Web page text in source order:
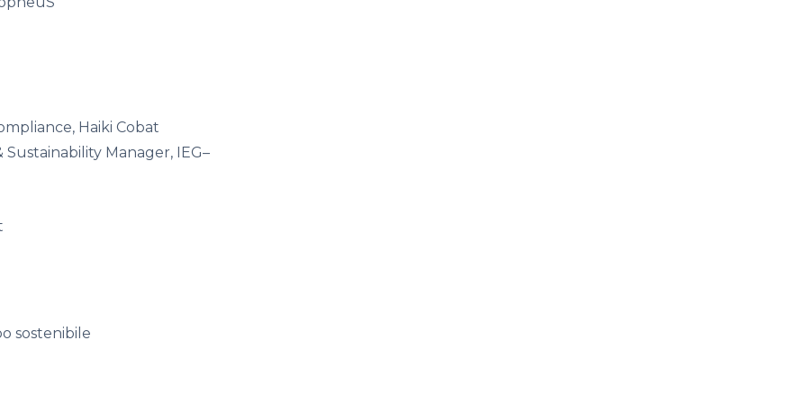
, Haiki Cobat
Sustainability Manager,
IEG–
sostenibile